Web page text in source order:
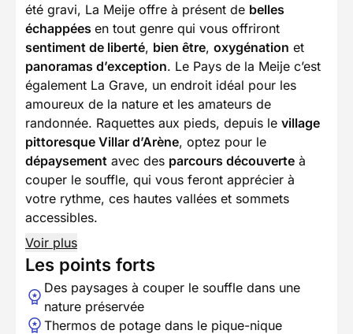
été gravi, La Meije offre à présent de belles
échappées en tout genre qui vous offriront
sentiment de liberté, bien être, oxygénation et
panoramas d’exception. Le Pays de la Meije c’est
également La Grave, un endroit idéal pour les
amoureux de la nature et les amateurs de
randonnée. Raquettes aux pieds, depuis le village
pittoresque Villar d’Arène, optez pour le
dépaysement avec des parcours découverte à
couper le souffle, qui vous feront apprécier à
votre rythme, ces hautes vallées et sommets
accessibles.
Voir plus
Les points forts
Des paysages à couper le souffle dans une
nature préservée
Thermos de potage dans le pique-nique